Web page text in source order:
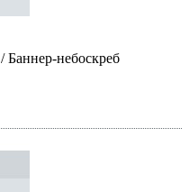
/ Баннер-небоскреб